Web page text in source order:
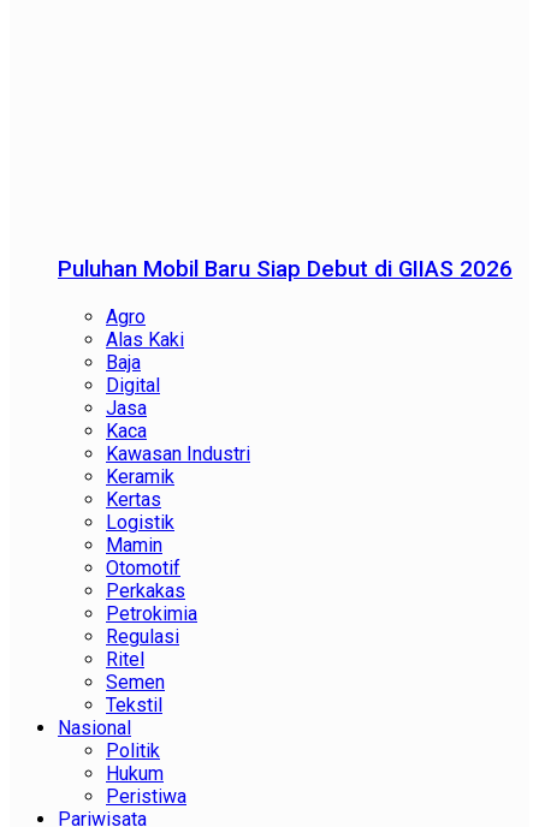
Puluhan Mobil Baru Siap Debut di GIIAS 2026
Agro
Alas Kaki
Baja
Digital
Jasa
Kaca
Kawasan Industri
Keramik
Kertas
Logistik
Mamin
Otomotif
Perkakas
Petrokimia
Regulasi
Ritel
Semen
Tekstil
Nasional
Politik
Hukum
Peristiwa
Pariwisata